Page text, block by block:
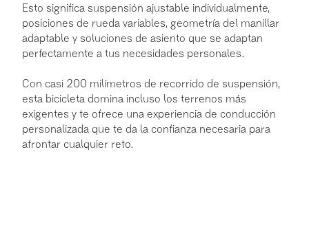
Esto significa suspensión ajustable individualmente,
posiciones de rueda variables, geometría del manillar
adaptable y soluciones de asiento que se adaptan
perfectamente a tus necesidades personales.
Con casi 200 milímetros de recorrido de suspensión,
esta bicicleta domina incluso los terrenos más
exigentes y te ofrece una experiencia de conducción
personalizada que te da la confianza necesaria para
afrontar cualquier reto.